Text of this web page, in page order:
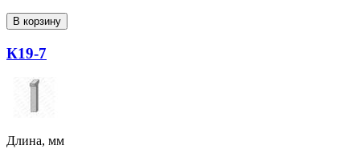
В корзину
К19-7
Длина, мм